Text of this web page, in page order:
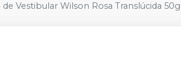
Vestibular Wilson Rosa Translúcida 50g